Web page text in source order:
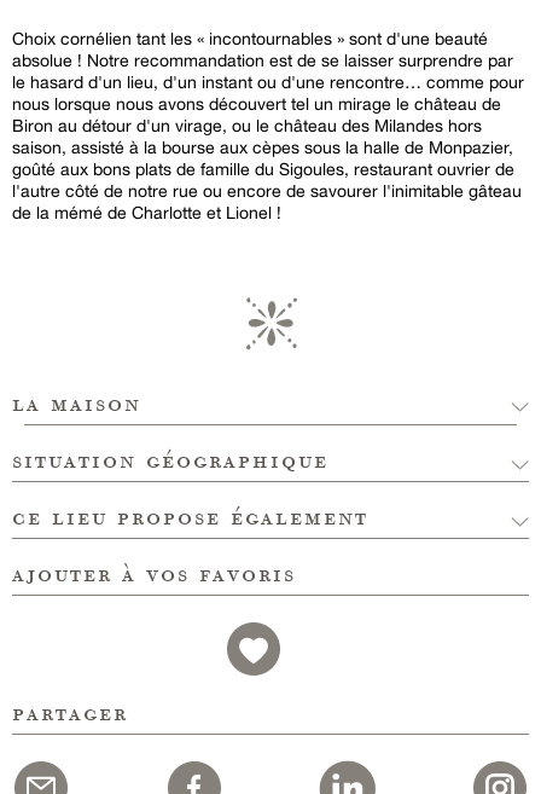
Choix cornélien tant les « incontournables » sont d'une beauté
absolue ! Notre recommandation est de se laisser surprendre par
le hasard d'un lieu, d'un instant ou d'une rencontre… comme pour
nous lorsque nous avons découvert tel un mirage le château de
Biron au détour d'un virage, ou le château des Milandes hors
saison, assisté à la bourse aux cèpes sous la halle de Monpazier,
goûté aux bons plats de famille du Sigoules, restaurant ouvrier de
l'autre côté de notre rue ou encore de savourer l'inimitable gâteau
de la mémé de Charlotte et Lionel !
la maison
situation géographique
ce lieu propose également
ajouter à vos favoris
partager